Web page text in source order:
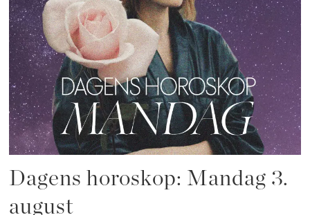
Dagens horoskop: Mandag 3.
august